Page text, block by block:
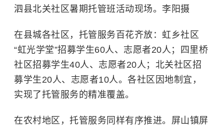
泗县北关社区暑期托管班活动现场。李阳摄
在县城各社区，托管服务百花齐放：虹乡社区
“虹光学堂”招募学生60人、志愿者20人；四里桥
社区招募学生40人、志愿者20人；北关社区招
募学生20人、志愿者10人。各社区因地制宜，
实现了托管服务的精准覆盖。
在农村地区，托管服务同样有序推进。屏山镇屏